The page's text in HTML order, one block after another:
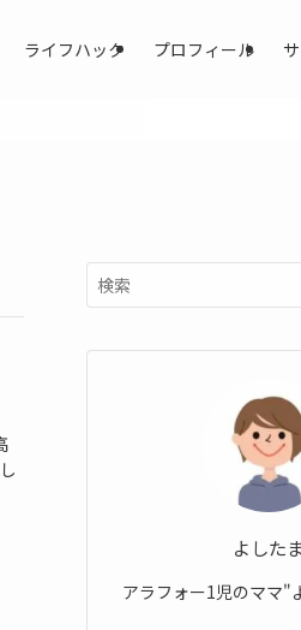
ライフハック プロフィール
よした
アラフォー1児のママ"